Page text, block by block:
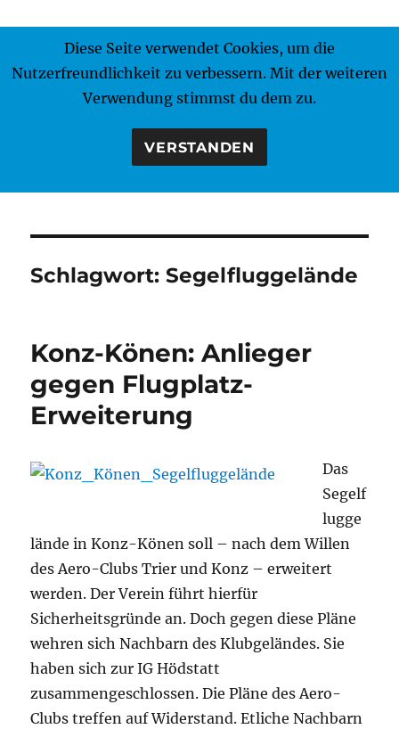
MENÜ
Schlagwort:Segelfluggelände
Konz-Könen: Anlieger
gegen Flugplatz-
Erweiterung
Das
Segelf
lugge
lände in Konz-Könen soll – nach dem Willen
des Aero-Clubs Trier und Konz – erweitert
werden. Der Verein führt hierfür
Sicherheitsgründe an. Doch gegen diese Pläne
wehren sich Nachbarn des Klubgeländes. Sie
haben sich zur IG Hödstatt
zusammengeschlossen. Die Pläne des Aero-
Clubs treffen auf Widerstand. Etliche Nachbarn
Diese Seite verwendet Cookies, um die
Nutzerfreundlichkeit zu verbessern. Mit der weiteren
Verwendung stimmst du dem zu.
VERSTANDEN